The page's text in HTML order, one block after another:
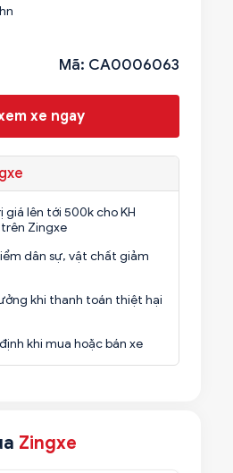
Mã: CA0006063
xe ngay
giá lên tới 500k cho KH
Zingxe
dân sự, vật chất giảm
khi thanh toán thiệt hại
khi mua hoặc bán xe
Zingxe